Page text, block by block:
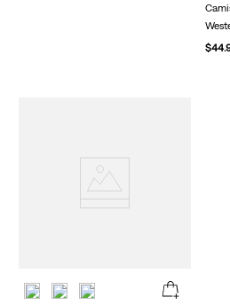
$44.